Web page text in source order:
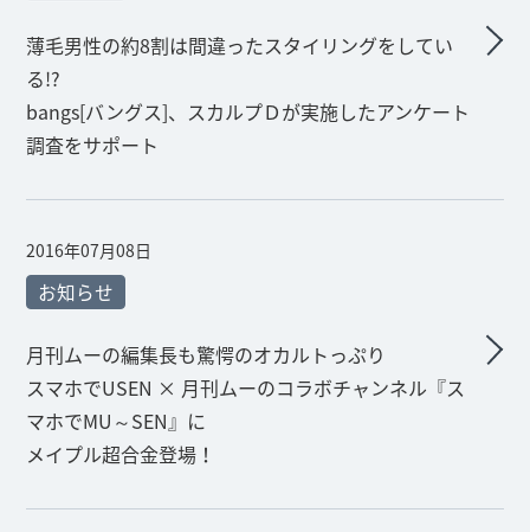
薄毛男性の約8割は間違ったスタイリングをしてい
る!?
bangs[バングス]、スカルプＤが実施したアンケート
調査をサポート
2016年07月08日
お知らせ
月刊ムーの編集長も驚愕のオカルトっぷり
スマホでUSEN × 月刊ムーのコラボチャンネル『ス
マホでMU～SEN』に
メイプル超合金登場！